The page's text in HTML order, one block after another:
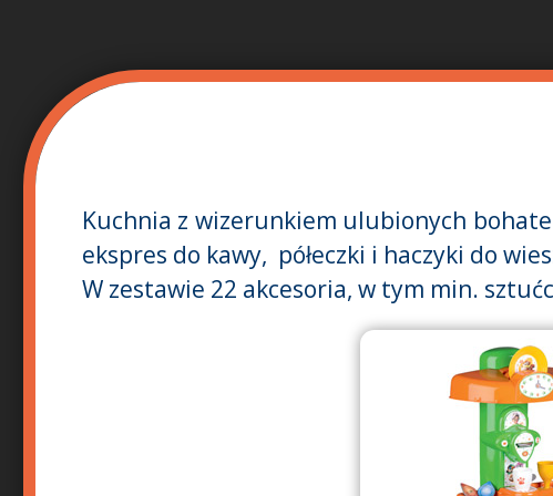
Kuchnia z wizerunkiem ulubionych
ekspres do kawy, półeczki i haczyki do
W zestawie 22 akcesoria, w tym min.